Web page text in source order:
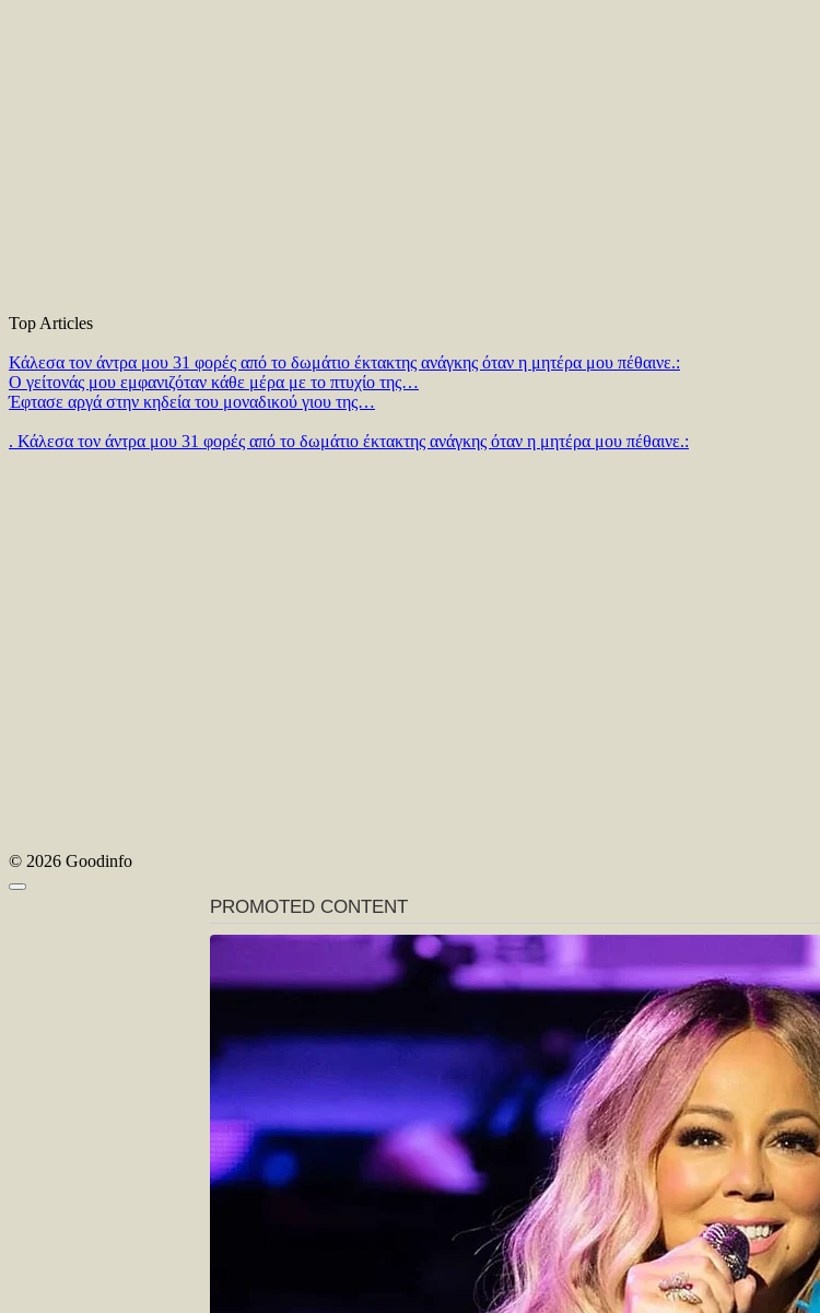
Top Articles
Κάλεσα τον άντρα μου 31 φορές από το δωμάτιο έκτακτης ανάγκης όταν η μητέρα μου πέθαινε.:
Ο γείτονάς μου εμφανιζόταν κάθε μέρα με το πτυχίο της…
Έφτασε αργά στην κηδεία του μοναδικού γιου της…
. Κάλεσα τον άντρα μου 31 φορές από το δωμάτιο έκτακτης ανάγκης όταν η μητέρα μου πέθαινε.:
© 2026 Goodinfo